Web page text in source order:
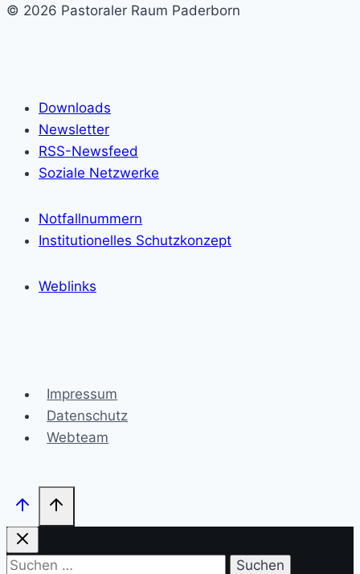
© 2026 Pastoraler Raum Paderborn
Downloads
Newsletter
RSS-Newsfeed
Soziale Netzwerke
Notfallnummern
Institutionelles Schutzkonzept
Weblinks
Impressum
Datenschutz
Webteam
Suchen